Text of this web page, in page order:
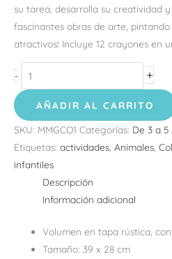
su tarea, desarrolla su creatividad
fascinantes obras de arte,
atractivos! Incluye 12 crayones en
- +
AÑADIR AL CARRITO
SKU: MMGCO1 Categorías: De 3 a 5
Etiquetas: actividades, Animales,
infantiles
Descripción
Información adicional
Volumen en tapa rústica,
Tamaño: 39 x 28 cm